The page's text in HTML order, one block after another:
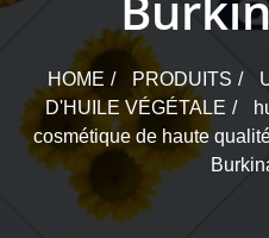
HOME PRODUITS
D'HUILE VÉGÉTALE
cosmétique de haute